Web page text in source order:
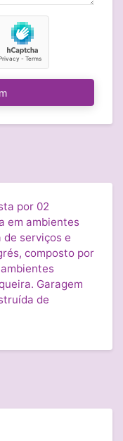
por 02
em ambientes
serviços e
composto por
Garagem
de